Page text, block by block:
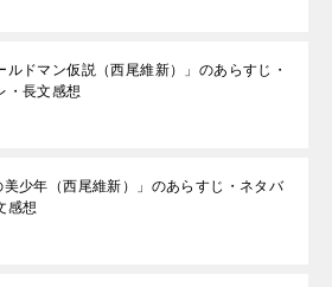
ルドマン仮説（西尾維新）」のあらすじ・
・長文感想
美少年（西尾維新）」のあらすじ・ネタバ
感想